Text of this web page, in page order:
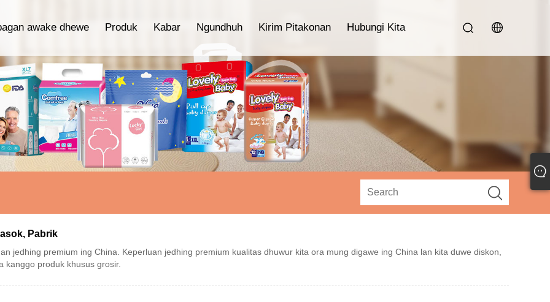
awake dhewe Produk Kabar Ngundhuh Kirim Pitakonan Hubungi Kita
Pabrik
jedhing premium ing China. Keperluan jedhing premium kualitas dhuwur kita ora mung digawe ing China lan kita duwe diskon,
kanggo produk khusus grosir.